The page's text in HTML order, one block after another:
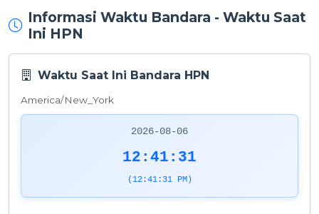
Informasi Waktu Bandara - Waktu Saat
Ini HPN
Waktu Saat Ini Bandara HPN
America/New_York
2026-08-06
12:41:31
(12:41:31 PM)